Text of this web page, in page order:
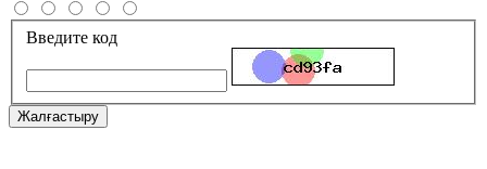
Введите код
Жалғастыру